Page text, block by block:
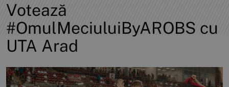
Votează
#OmulMeciuluiByAROBS cu
UTA Arad